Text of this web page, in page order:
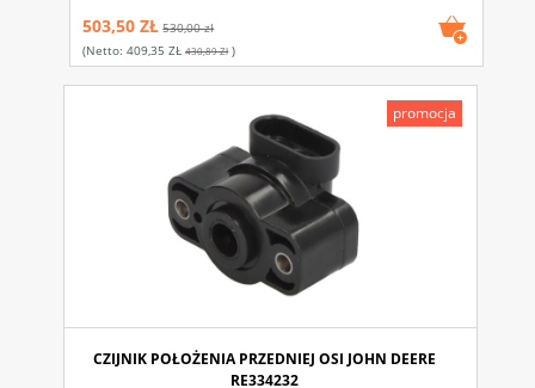
503,50 ZŁ 530,00 zł
(netto:409,35 ZŁ 430,89 Zł)
CZIJNIK POŁOŻENIA PRZEDNIEJ OSI JOHN DEERE
RE334232
promocja